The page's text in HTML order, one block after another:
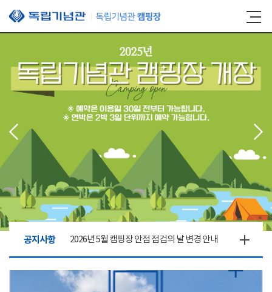
본문 바로가기
공지사항 2026년 5월 캠핑장 안점 점검의 날 변경 안내
캠핑장(9월1일~6일) 미운영 공지